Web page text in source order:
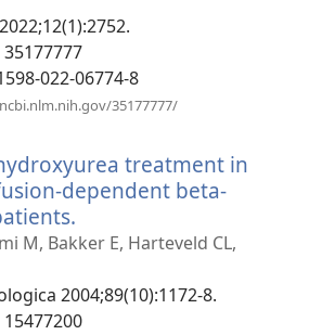
022-06774-8
35177777/
mới)
treatment in
dependent beta-
cửa
mới)
M, Bakker E, Harteveld CL,
2004;89(10):1172-8.